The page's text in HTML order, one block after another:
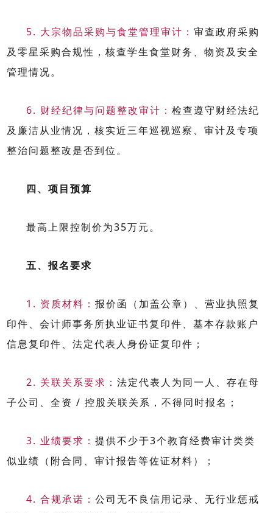
5. 大宗物品采购与食堂管理审计：审查政府采购
及零星采购合规性，核查学生食堂财务、物资及安全
管理情况。
6. 财经纪律与问题整改审计：检查遵守财经法纪
及廉洁从业情况，核实近三年巡视巡察、审计及专项
整治问题整改是否到位。
四、项目预算
最高上限控制价为35万元。
五、报名要求
1. 资质材料：报价函（加盖公章）、营业执照复
印件、会计师事务所执业证书复印件、基本存款账户
信息复印件、法定代表人身份证复印件；
2. 关联关系要求：法定代表人为同一人、存在母
子公司、全资 /控股关联关系，不得同时报名；
3. 业绩要求：提供不少于3个教育经费审计类类
似业绩（附合同、审计报告等佐证材料）；
4.合规承诺：公司无不良信用记录、无行业惩戒